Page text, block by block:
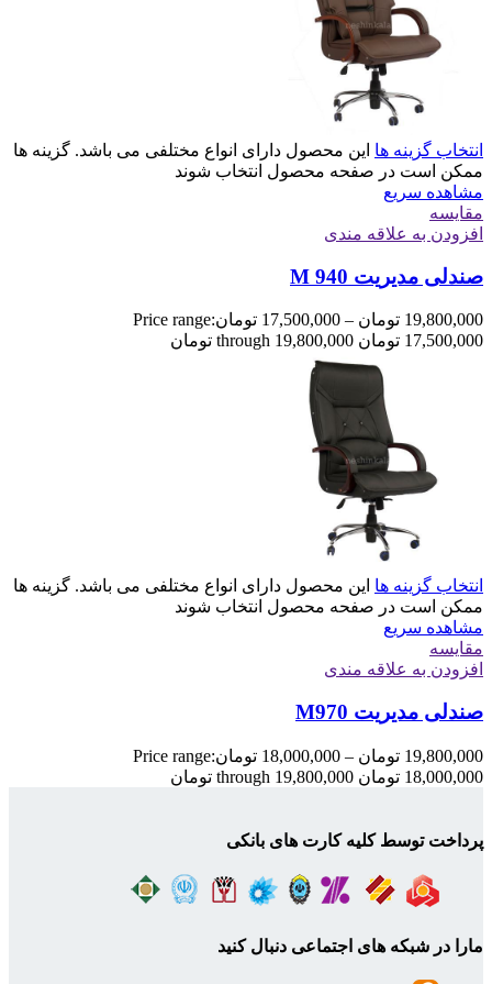
انتخاب گزینه ها این محصول دارای انواع مختلفی می باشد. گزینه ها
ممکن است در صفحه محصول انتخاب شوند
مشاهده سریع
مقایسه
افزودن به علاقه مندی
صندلی مدیریت M 940
19,800,000 تومان –
17,500,000 تومانPrice range:
17,500,000 تومان through 19,800,000 تومان
انتخاب گزینه ها این محصول دارای انواع مختلفی می باشد. گزینه ها
ممکن است در صفحه محصول انتخاب شوند
مشاهده سریع
مقایسه
افزودن به علاقه مندی
صندلی مدیریت M970
19,800,000 تومان –
18,000,000 تومانPrice range:
18,000,000 تومان through 19,800,000 تومان
پرداخت توسط کلیه کارت های بانکی
مارا در شبکه های اجتماعی دنبال کنید